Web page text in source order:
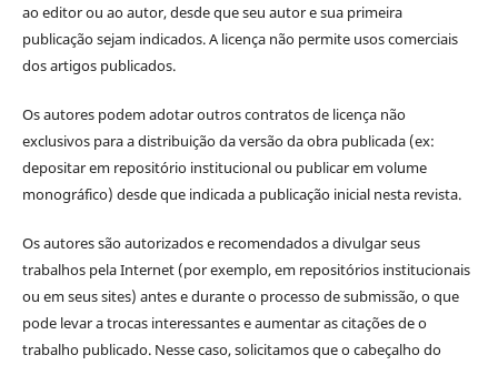
ao editor ou ao autor, desde que seu autor e sua primeira
publicação sejam indicados. A licença não permite usos comerciais
dos artigos publicados.
Os autores podem adotar outros contratos de licença não
exclusivos para a distribuição da versão da obra publicada (ex:
depositar em repositório institucional ou publicar em volume
monográfico) desde que indicada a publicação inicial nesta revista.
Os autores são autorizados e recomendados a divulgar seus
trabalhos pela Internet (por exemplo, em repositórios institucionais
ou em seus sites) antes e durante o processo de submissão, o que
pode levar a trocas interessantes e aumentar as citações de o
trabalho publicado. Nesse caso, solicitamos que o cabeçalho do